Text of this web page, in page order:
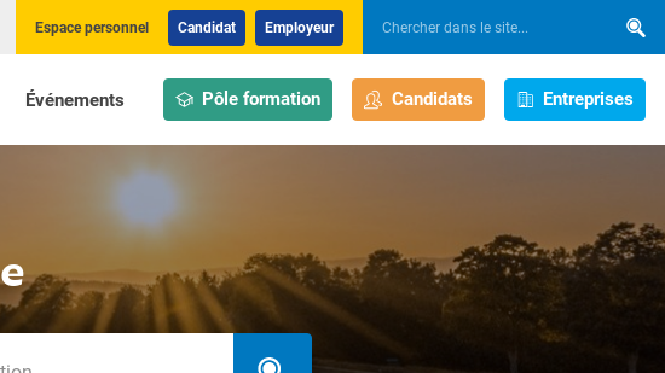
Événements Pôle formation Candidats Entreprises
Espace personnel Candidat Employeur